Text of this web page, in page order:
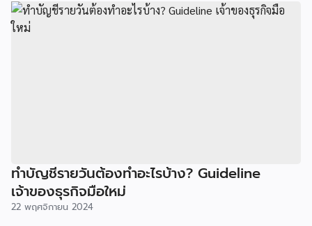
ทำบัญชีรายวันต้องทำอะไรบ้าง? Guideline
เจ้าของธุรกิจมือใหม่
22 พฤศจิกายน 2024